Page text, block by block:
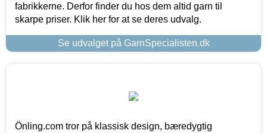
fabrikkerne. Derfor finder du hos dem altid garn til
skarpe priser. Klik her for at se deres udvalg.
Se udvalget på GarnSpecialisten.dk
Önling.com tror på klassisk design, bæredygtig